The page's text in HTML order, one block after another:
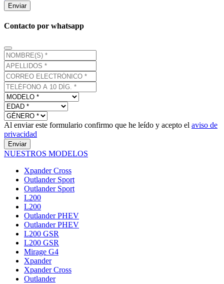
Enviar
Contacto por whatsapp
Al enviar este formulario confirmo que he leído y acepto el aviso de
privacidad
Enviar
NUESTROS MODELOS
Xpander Cross
Outlander Sport
Outlander Sport
L200
L200
Outlander PHEV
Outlander PHEV
L200 GSR
L200 GSR
Mirage G4
Xpander
Xpander Cross
Outlander